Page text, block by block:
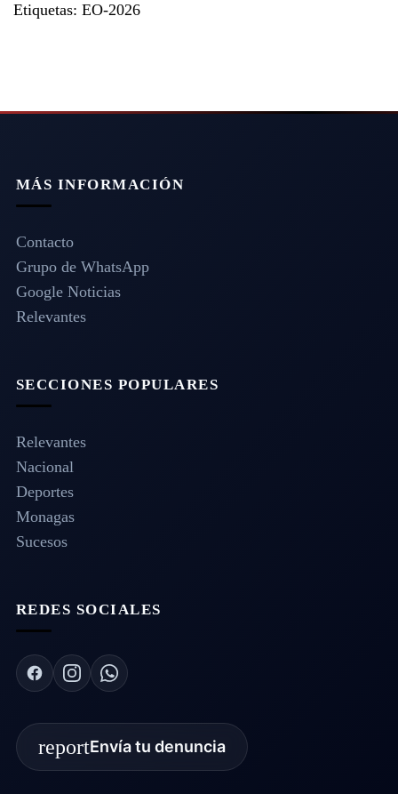
Etiquetas: EO-2026
MÁS INFORMACIÓN
Contacto
Grupo de WhatsApp
Google Noticias
Relevantes
SECCIONES POPULARES
Relevantes
Nacional
Deportes
Monagas
Sucesos
REDES SOCIALES
reportEnvía tu denuncia